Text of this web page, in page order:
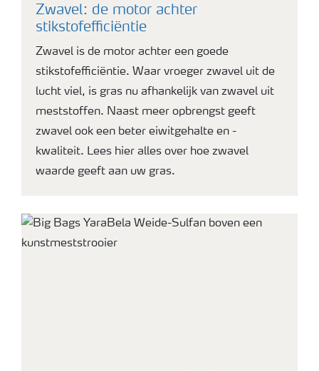
Zwavel: de motor achter
stikstofefficiëntie
Zwavel is de motor achter een goede
stikstofefficiëntie. Waar vroeger zwavel uit de
lucht viel, is gras nu afhankelijk van zwavel uit
meststoffen. Naast meer opbrengst geeft
zwavel ook een beter eiwitgehalte en -
kwaliteit. Lees hier alles over hoe zwavel
waarde geeft aan uw gras.